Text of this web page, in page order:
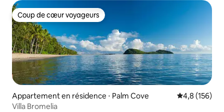
Coup de cœur voyageurs
Coup de cœur voyageurs
Appartement en résidence ⋅ Palm Cove Évaluation
4,8 (156)
Villa Bromelia